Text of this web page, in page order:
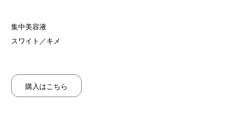
集中美容液
スワイト／キメ
購入はこちら